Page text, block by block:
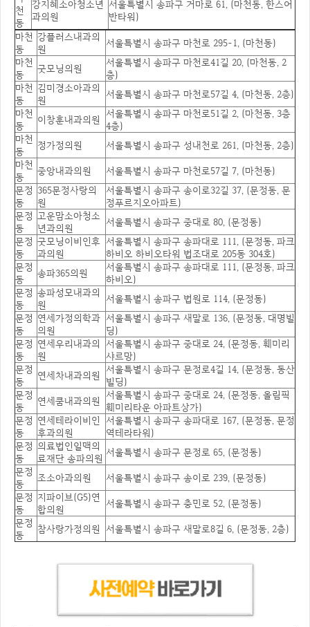
천
동
강지혜소아청소년
과의원
서울특별시 송파구 거마로 61, (마천동, 한스어
반타워)
마천
동
강플러스내과의
원
서울특별시 송파구 마천로 295-1, (마천동)
마천
동
굿모닝의원
서울특별시 송파구 마천로41길 20, (마천동, 2
층)
마천
동
김미경소아과의
원
서울특별시 송파구 마천로57길 4, (마천동, 2층)
마천
동
이창훈내과의원 서울특별시 송파구 마천로51길 2, (마천동, 3층
4층)
마천
동
정가정의원
서울특별시 송파구 성내천로 261, (마천동, 2층)
마천
동
중앙내과의원
서울특별시 송파구 마천로57길 7, (마천동)
문정
동
365문정사랑의
원
서울특별시 송파구 송이로32길 37, (문정동, 문
정푸르지오아파트)
문정
동
고운맘소아청소
년과의원
서울특별시 송파구 중대로 80, (문정동)
문정
동
굿모닝이비인후
과의원
서울특별시 송파구 송파대로 111, (문정동, 파크
하비오 하비오타워 법조대로 205동 304호)
문정
동
송파365의원
서울특별시 송파구 송파대로 111, (문정동, 파크
하비오)
문정
동
송파성모내과의
원
서울특별시 송파구 법원로 114, (문정동)
문정
동
연세가정의학과
의원
서울특별시 송파구 새말로 136, (문정동, 대명빌
딩)
문정
동
연세우리내과의
원
서울특별시 송파구 중대로 24, (문정동, 훼미리
샤르망)
문정
동
연세차내과의원 서울특별시 송파구 문정로4길 14, (문정동, 동산
빌딩)
문정
동
연세쿰내과의원 서울특별시 송파구 중대로 24, (문정동, 올림픽
훼미리타운 아파트상가)
문정
동
연세테라이비인
후과의원
서울특별시 송파구 송파대로 167, (문정동, 문정
역테라타워)
문정
동
의료법인일맥의
료재단 송파의원 서울특별시 송파구 문정로 65, (문정동)
문정
동
조소아과의원
서울특별시 송파구 송이로 239, (문정동)
문정
동
지파이브(G5)연
합의원
서울특별시 송파구 충민로 52, (문정동)
문정
동
참사랑가정의원 서울특별시 송파구 새말로8길 6, (문정동, 2층)